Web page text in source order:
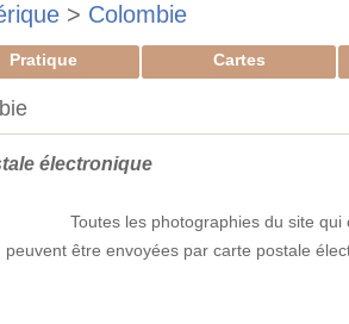
> Colombie
Pratique Cartes
électronique
Toutes les photographies du site qui
peuvent être envoyées par carte postale